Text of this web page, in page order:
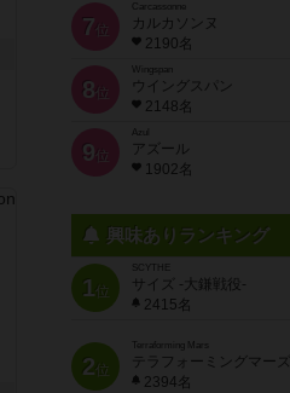
7 位
Carcassonne
カルカソンヌ
2190名
8 位
Wingspan
ウイングスパン
2148名
9 位
Azul
アズール
1902名
興味ありランキング
1位
SCYTHE
サイズ -大鎌戦役-
2415名
2位
Terraforming Mars
テラフォーミングマーズ
2394名